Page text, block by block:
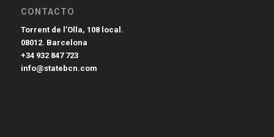
CONTACTO
Torrent de l’Olla, 108 local.
08012. Barcelona
+34 932 847 723
info@statebcn.com